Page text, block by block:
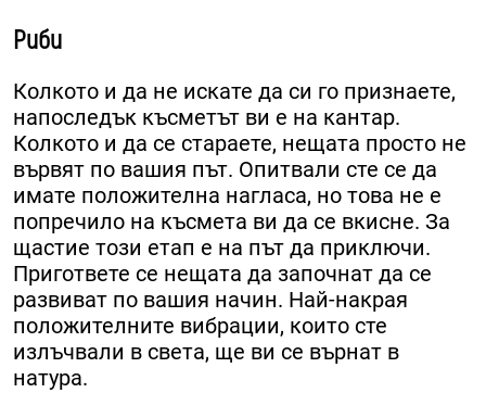
Риби
Колкото и да не искате да си го признаете,
напоследък късметът ви е на кантар.
Колкото и да се стараете, нещата просто не
вървят по вашия път. Опитвали сте се да
имате положителна нагласа, но това не е
попречило на късмета ви да се вкисне. За
щастие този етап е на път да приключи.
Пригответе се нещата да започнат да се
развиват по вашия начин. Най-накрая
положителните вибрации, които сте
излъчвали в света, ще ви се върнат в
натура.